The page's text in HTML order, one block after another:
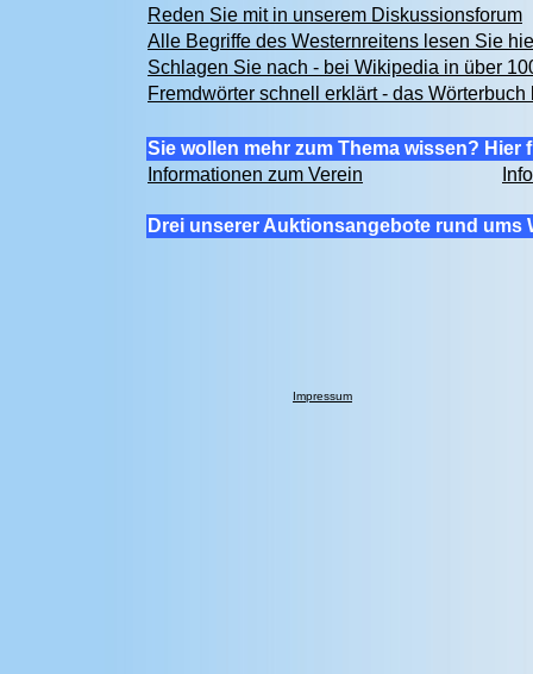
Reden Sie mit in unserem Diskussionsforum
Alle Begriffe des Westernreitens lesen Sie
Schlagen Sie nach - bei Wikipedia in über
Fremdwörter schnell erklärt - das Wörterbuch
Sie wollen mehr zum Thema wissen? Hier
Informationen zum Verein
Drei unserer Auktionsangebote rund ums
Impressum